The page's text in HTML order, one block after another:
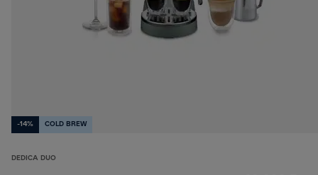
-14% COLD BREW
DEDICA DUO